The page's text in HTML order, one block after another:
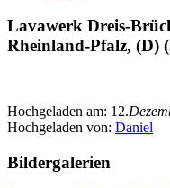
Lavawerk Dreis-
Rheinland-Pfalz, (D)
Hochgeladen am: 12.
Hochgeladen von: Daniel
Bildergalerien